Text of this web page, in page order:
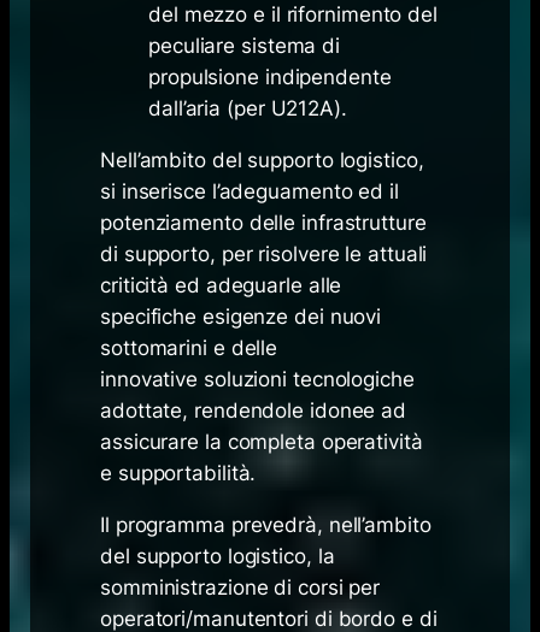
del mezzo e il rifornimento del
peculiare sistema di
propulsione indipendente
dall’aria (per U212A).
Nell’ambito del supporto logistico,
si inserisce l’adeguamento ed il
potenziamento delle infrastrutture
di supporto, per risolvere le attuali
criticità ed adeguarle alle
specifiche esigenze dei nuovi
sottomarini e delle
innovative soluzioni tecnologiche
adottate, rendendole idonee ad
assicurare la completa operatività
e supportabilità.
Il programma prevedrà, nell’ambito
del supporto logistico, la
somministrazione di corsi per
operatori/manutentori di bordo e di